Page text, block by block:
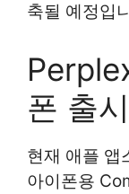
축될 예정입
폰 출
현재 애플 앱
아이폰용